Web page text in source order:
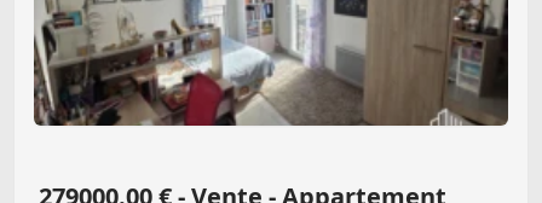
279000.00 € - Vente - Appartement